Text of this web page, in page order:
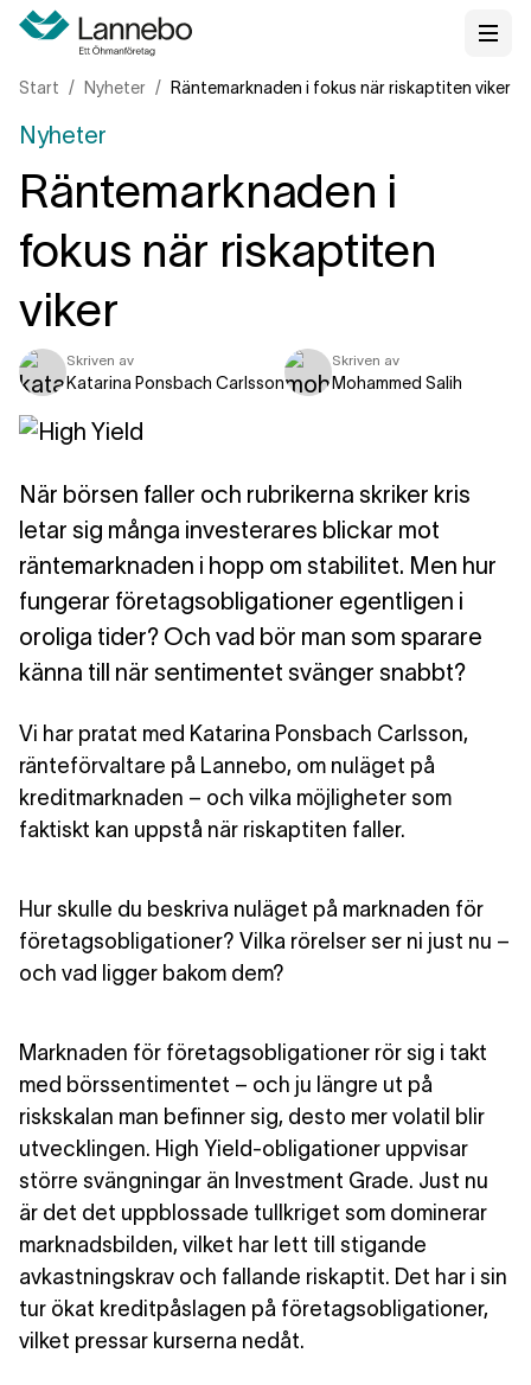
Start Nyheter Räntemarknaden i fokus när riskaptiten viker
Nyheter
Räntemarknaden i
fokus när riskaptiten
viker
Skriven av
Katarina Ponsbach Carlsson
Skriven av
Mohammed Salih
När börsen faller och rubrikerna skriker kris
letar sig många investerares blickar mot
räntemarknaden i hopp om stabilitet. Men hur
fungerar företagsobligationer egentligen i
oroliga tider? Och vad bör man som sparare
känna till när sentimentet svänger snabbt?
Vi har pratat med Katarina Ponsbach Carlsson,
ränteförvaltare på Lannebo, om nuläget på
kreditmarknaden – och vilka möjligheter som
faktiskt kan uppstå när riskaptiten faller.
Hur skulle du beskriva nuläget på marknaden för
företagsobligationer? Vilka rörelser ser ni just nu –
och vad ligger bakom dem?
Marknaden för företagsobligationer rör sig i takt
med börssentimentet – och ju längre ut på
riskskalan man befinner sig, desto mer volatil blir
utvecklingen. High Yield-obligationer uppvisar
större svängningar än Investment Grade. Just nu
är det det uppblossade tullkriget som dominerar
marknadsbilden, vilket har lett till stigande
avkastningskrav och fallande riskaptit. Det har i sin
tur ökat kreditpåslagen på företagsobligationer,
vilket pressar kurserna nedåt.